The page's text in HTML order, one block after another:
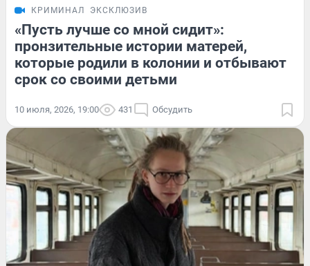
КРИМИНАЛ ЭКСКЛЮЗИВ
«Пусть лучше со мной сидит»:
пронзительные истории матерей,
которые родили в колонии и отбывают
срок со своими детьми
10 июля, 2026, 19:00 431 Обсудить